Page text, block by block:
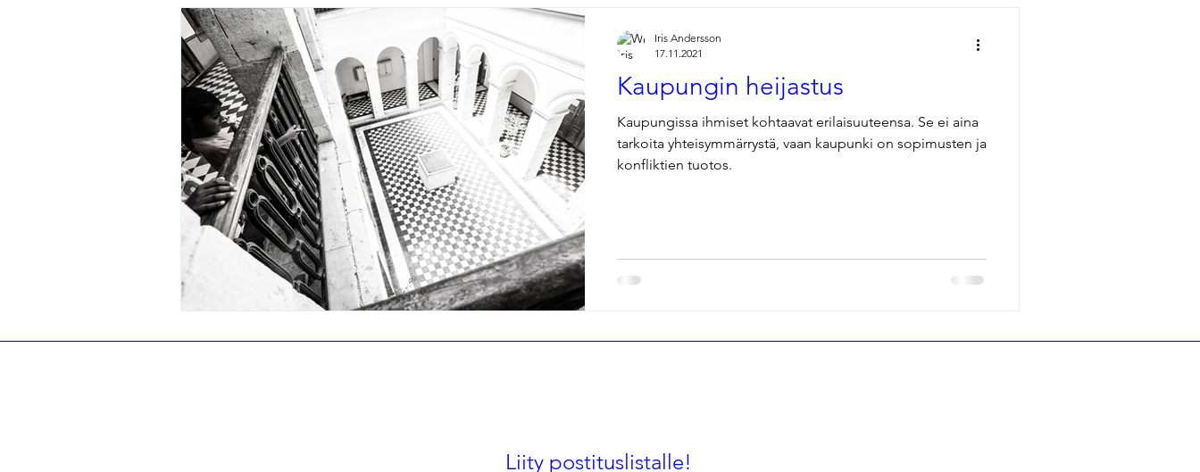
Kaupungin heijastus
Kaupungissa ihmiset kohtaavat erilaisuuteensa. Se ei aina
tarkoita yhteisymmärrystä, vaan kaupunki on sopimusten ja
konfliktien tuotos.
Iris Andersson
17.11.2021
Liity postituslistalle!